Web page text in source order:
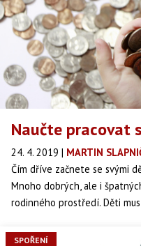
Naučte pracovat
24. 4. 2019 | MARTIN
Čím dříve začnete se svými
Mnoho dobrých, ale i
rodinného prostředí. Děti
ta „kouzelná mašinka na
SPOŘENÍ